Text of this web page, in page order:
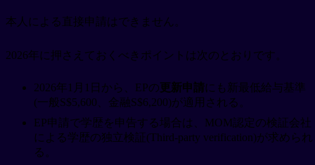
本人による直接申請はできません。
2026年に押さえておくべきポイントは次のとおりです。
2026年1月1日から、EPの更新申請にも新最低給与基準
(一般S$5,600、金融S$6,200)が適用される。
EP申請で学歴を申告する場合は、MOM認定の検証会社
による学歴の独立検証(Third-party verification)が求められ
る。